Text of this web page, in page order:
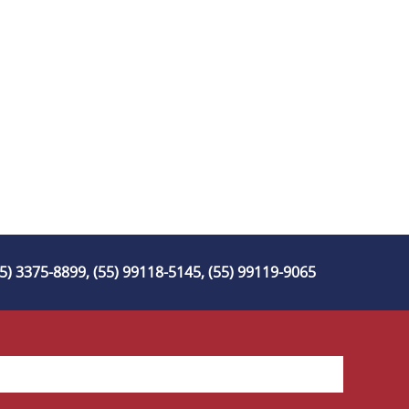
3375-8899, (55) 99118-5145, (55) 99119-9065